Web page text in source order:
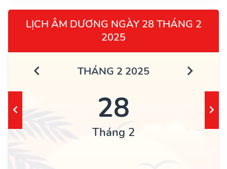
LỊCH ÂM DƯƠNG NGÀY 28 THÁNG 2
2025
THÁNG 2 2025
28
Tháng 2